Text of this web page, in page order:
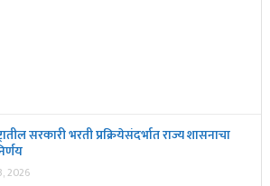
सरकारी भरती प्रक्रियेसंदर्भात राज्य शासनाचा
2026